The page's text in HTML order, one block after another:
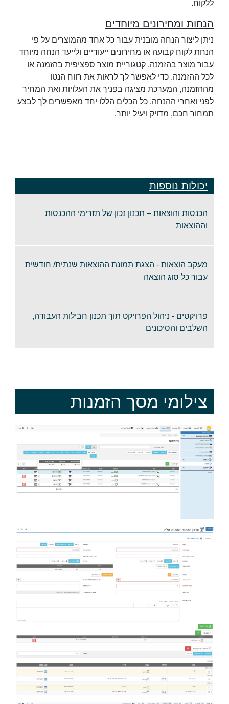
ללקוח.
הנחות ומחירונים מיוחדים
ניתן ליצור הנחה מובנית עבור כל אחד מהמוצרים על פי
הנחת לקוח קבועה או מחירונים ייעודיים ולייעד הנחה מיוחד
עבור מוצר בהזמנה, קטגוריית מוצר ספציפית בהזמנה או
לכל ההזמנה. כדי לאפשר לך לראות את רווח הנטו
מההזמנה, המערכת מציגה בפניך את העלויות ואת המחיר
לפני ואחרי ההנחה. כל הכלים הללו יחד מאפשרים לך לבצע
תמחור חכם, מדויק ויעיל יותר.
יכולות נוספות
הכנסות והוצאות – תכנון נכון של תזרימי ההכנסות
וההוצאות
מעקב הוצאות - הצגת תמונת ההוצאות שנתית/ חודשית
עבור כל סוג הוצאה
פרויקטים - ניהול הפרויקט תוך תכנון חבילות העבודה,
השלבים והסיכונים
צילומי מסך הזמנות